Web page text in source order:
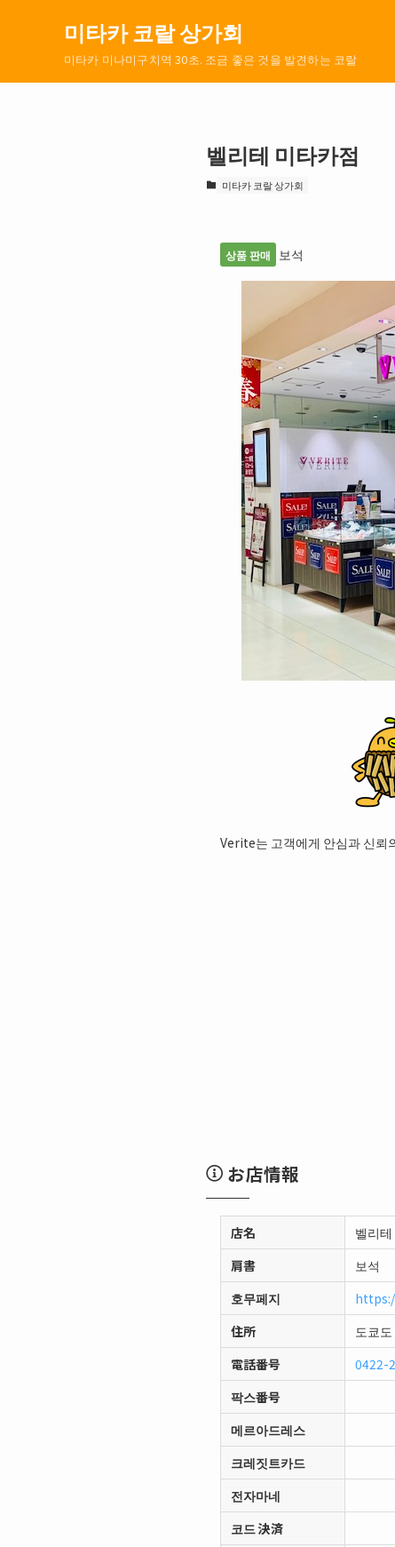
미타카 코랄 상가회
미타카 미나미구치역 30초. 조금 좋은 것을 발견하는 코랄
벨리테 미타카점
미타카 코랄 상가회
상품 판매 보석
Verite는 고객에게 안심과 신뢰
お店情報
店名
벨리
肩書
보석
호무페지
住所
도쿄
電話番号
0422-
팍스番号
메르아드레스
크레짓트카드
전자마네
코드 決済